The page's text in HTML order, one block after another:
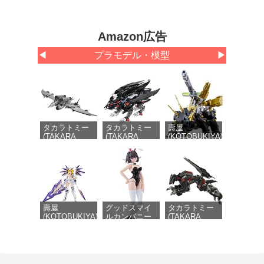
Amazon広告
◀ プラモデル・模型 ▶
タカラトミー
(TAKARA
REALIZE
MODEL リア
ライズモデル
ZOIDS ゾイド
RMZ-024 スト
ームソーダー
色分け済み プ
タカラトミー
(TAKARA
SPARK
ZOIDS ゾイド
ファングリフ
ォン 色分け済
み プラキット
壽屋
(KOTOBUKIYA)
リースペシャル
2001 Re/color
全長約400mm
1/72スケール
プラモデル
壽屋
(KOTOBUKIYA)
グッドスマイ
ルカンパニー
タカラトミー
(TAKARA